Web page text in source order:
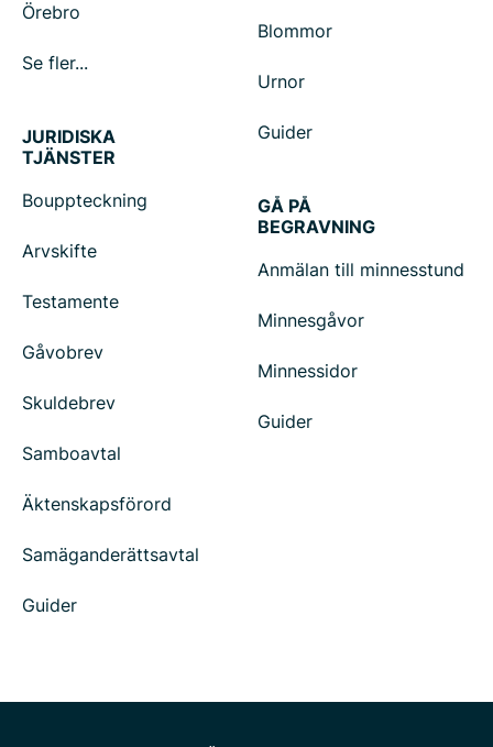
Örebro
Se fler...
Blommor
Urnor
Guider
JURIDISKA
TJÄNSTER
Bouppteckning
Arvskifte
Testamente
Gåvobrev
Skuldebrev
Samboavtal
Äktenskapsförord
Samäganderättsavtal
Guider
GÅ PÅ
BEGRAVNING
Anmälan till minnesstund
Minnesgåvor
Minnessidor
Guider